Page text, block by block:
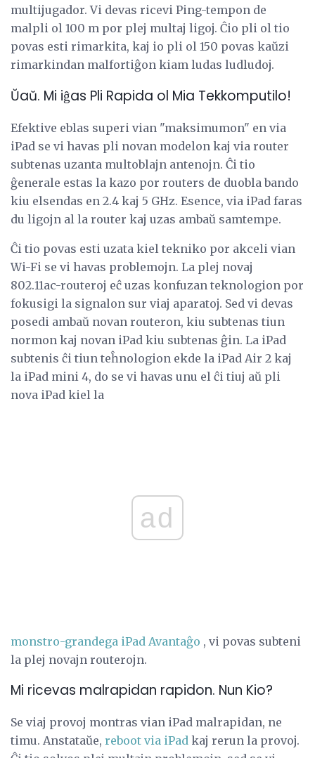
multijugador. Vi devas ricevi Ping-tempon de
malpli ol 100 m por plej multaj ligoj. Ĉio pli ol tio
povas esti rimarkita, kaj io pli ol 150 povas kaŭzi
rimarkindan malfortiĝon kiam ludas ludludoj.
Ŭaŭ. Mi iĝas Pli Rapida ol Mia Tekkomputilo!
Efektive eblas superi vian "maksimumon" en via
iPad se vi havas pli novan modelon kaj via router
subtenas uzanta multoblajn antenojn. Ĉi tio
ĝenerale estas la kazo por routers de duobla bando
kiu elsendas en 2.4 kaj 5 GHz. Esence, via iPad faras
du ligojn al la router kaj uzas ambaŭ samtempe.
Ĉi tio povas esti uzata kiel tekniko por akceli vian
Wi-Fi se vi havas problemojn. La plej novaj
802.11ac-routeroj eĉ uzas konfuzan teknologion por
fokusigi la signalon sur viaj aparatoj. Sed vi devas
posedi ambaŭ novan routeron, kiu subtenas tiun
normon kaj novan iPad kiu subtenas ĝin. La iPad
subtenis ĉi tiun teĥnologion ekde la iPad Air 2 kaj
la iPad mini 4, do se vi havas unu el ĉi tiuj aŭ pli
nova iPad kiel la
ad
monstro-grandega iPad Avantaĝo , vi povas subteni
la plej novajn routerojn.
Mi ricevas malrapidan rapidon. Nun Kio?
Se viaj provoj montras vian iPad malrapidan, ne
timu. Anstataŭe, reboot via iPad kaj rerun la provoj.